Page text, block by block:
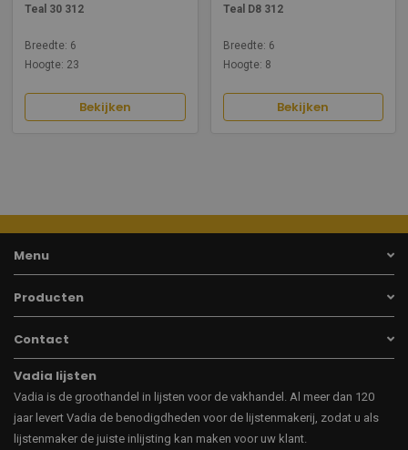
Teal 30 312
Breedte: 6
Hoogte: 23
Bekijken
Teal D8 312
Breedte: 6
Hoogte: 8
Bekijken
Menu
Producten
Contact
Vadia lijsten
Vadia is de groothandel in lijsten voor de vakhandel. Al meer dan 120
jaar levert Vadia de benodigdheden voor de lijstenmakerij, zodat u als
lijstenmaker de juiste inlijsting kan maken voor uw klant.